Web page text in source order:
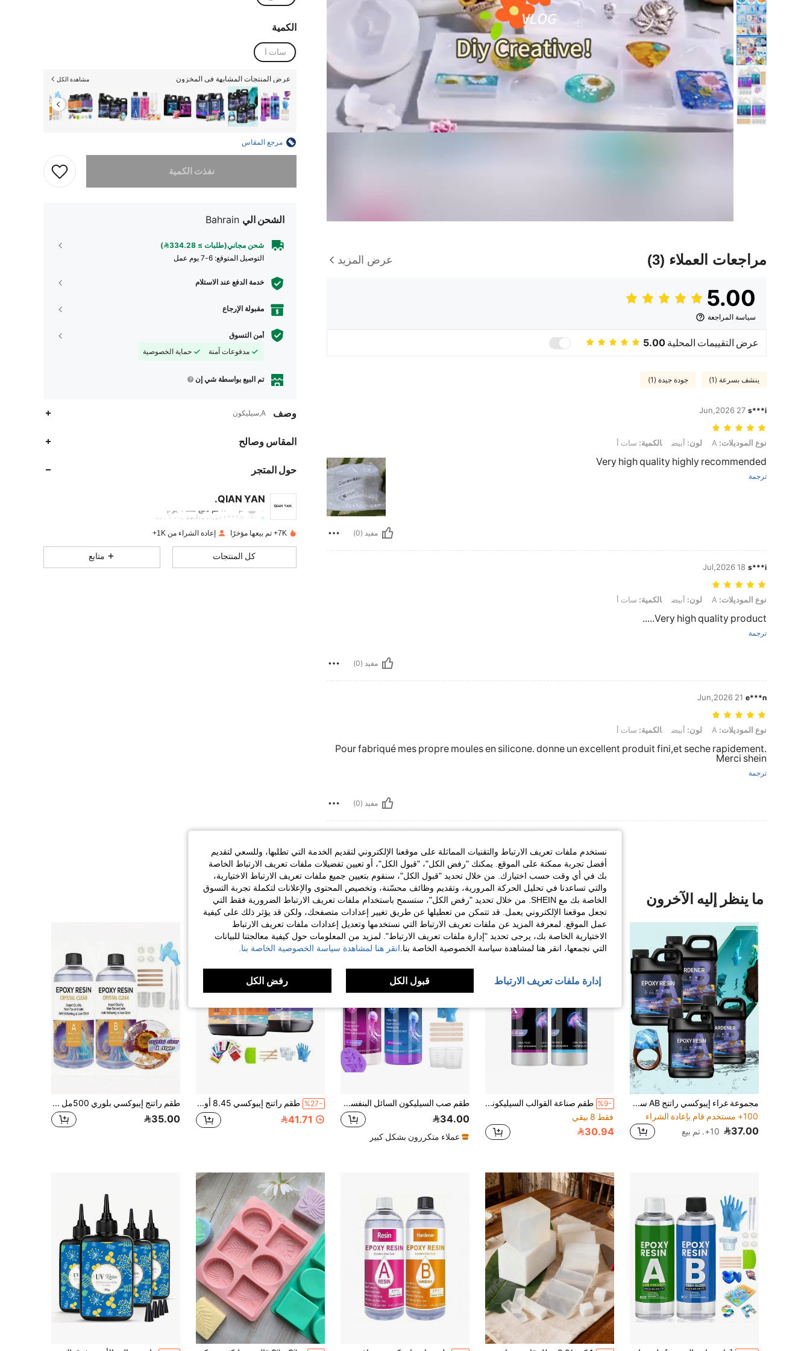
مراجعات العملاء (3) عرض المزيد
5.00
سياسة المراجعة
عرض التقييمات المحلية 5.00
ينشف بسرعة (1) جودة جيدة (1)
s***i
27 Jun,2026
نوع الموديلات: A, لون: أبيض, الكمية: سات أ
نوع الموديلات: لون: أبيض الكمية: سات أ
Very high quality highly recommended
ترجمة
مفيد (0)
s***i
18 Jul,2026
نوع الموديلات: A, لون: أبيض, الكمية: سات أ
نوع الموديلات: لون: أبيض الكمية: سات أ
Very high quality product.....
ترجمة
مفيد (0)
e***n
21 Jun,2026
نوع الموديلات: A, لون: أبيض, الكمية: سات أ
نوع الموديلات: لون: أبيض الكمية: سات أ
Pour fabriqué mes propre moules en silicone. donne un excellent produit fini,et seche rapidement.
Merci shein
ترجمة
مفيد (0)
الكمية
سات أ
عرض المنتجات المشابهة في المخزون مشاهدة الكل
مرجع المقاس
نفذت الكمية
عذراً، لقد تم بيع هذا المنتج.
الشحن الي Bahrain
شحن مجاني(طلبات ≥ 334.28)
التوصيل المتوقع: 6-7 يوم عمل
خدمة الدفع عند الاستلام
مقبولة الإرجاع
أمن التسوق
مدفوعات آمنة
حماية الخصوصية
تم البيع بواسطة شي إن
وصف A,سيليكون
المقاس وصالح
حول المتجر
QIAN YAN.
4.82
4.82
4.82
38
h***p
r***a تمت متابعة منذ 1 يوم
4.82
7K+ تم بيعها مؤخرًا إعادة الشراء من 1K+
كل المنتجات متابع
ما ينظر إليه الآخرون
مجموعة غراء إيبوكسي راتنج AB سعة 500 مل/1000 مل، عالي الوضوح، مقاوم للاصفرار، سريع الجفاف، منخفض الانكماش، مناسب للصب والطلاء والفن والحرف اليدوية DIY والمجوهرات وأسطح الطاولات الخشبية، مجموعة إيبوكسي راتنج شفافة كالكريستال
100+ مستخدم قام بإعادة الشراء
37.00 10+. تم بيع
%9-
طقم صناعة القوالب السيليكونية - مطاط السيليكون شفاف السائل لصناعة القوالب - نسبة الخلط 1:1 - مثالي لقوالب الراتنج، قوالب السيليكون
فقط 8 بيقي
30.94
طقم صب السيليكون السائل البنفسجي، سيليكون قالب مرن، مناسب لقوالب 3D وقوالب الراتنج والقوالب السيليكونية، تصلب سريع خلال 4 ساعات
34.00
عملاء متكررون بشكل كبير
%27- طقم راتنج إيبوكسي 8.45 أونصة/16.9 أوقية - ذاتي التسوية، خالي من الفقاعات، رتق فني مضاد لليلوينج، مناسب للمجوهرات والطاولات والأسطح - نسبة الخلط 1:1، صنع المجوهرات بألوان حيوية & Y رنات متانة
41.71
طقم راتنج إيبوكسي بلوري 500مل - طقم راتنج إيبوكسي سطح الطاولة - راتنج إيبوكسي لقوالب الراتنج ، سطح الطاولة ، فن الراتنج ، الحرف اليدوية ، قوالب المجوهرات ، DIY ، أكواب وزينة الخشب. نسبة خلط بسيطة 1:1
35.00
نستخدم ملفات تعريف الارتباط والتقنيات المماثلة على موقعنا الإلكتروني لتقديم الخدمة التي تطلبها، وللسعي لتقديم
أفضل تجربة ممكنة على الموقع. يمكنك "رفض الكل"، "قبول الكل"، أو تعيين تفضيلات ملفات تعريف الارتباط الخاصة
بك في أي وقت حسب اختيارك. من خلال تحديد "قبول الكل"، سنقوم بتعيين جميع ملفات تعريف الارتباط الاختيارية،
والتي تساعدنا في تحليل الحركة المرورية، وتقديم وظائف محسّنة، وتخصيص المحتوى والإعلانات لتكملة تجربة التسوق
الخاصة بك مع SHEIN. من خلال تحديد "رفض الكل"، ستسمح باستخدام ملفات تعريف الارتباط الضرورية فقط التي
تجعل موقعنا الإلكتروني يعمل. قد تتمكن من تعطيلها عن طريق تغيير إعدادات متصفحك، ولكن قد يؤثر ذلك على كيفية
عمل الموقع. لمعرفة المزيد عن ملفات تعريف الارتباط التي نستخدمها وتعديل إعدادات ملفات تعريف الارتباط
الاختيارية الخاصة بك، يرجى تحديد "إدارة ملفات تعريف الارتباط". لمزيد من المعلومات حول كيفية معالجتنا للبيانات
التي نجمعها، انقر هنا لمشاهدة سياسة الخصوصية الخاصة بنا. انقر هنا لمشاهدة سياسة الخصوصية الخاصة بنا.
إدارة ملفات تعريف الارتباط قبول الكل رفض الكل